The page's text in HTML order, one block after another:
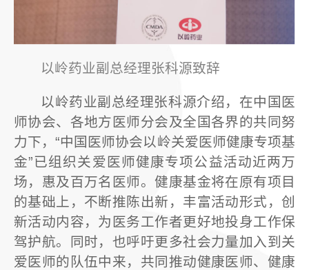
以岭药业副总经理张科源致辞
以岭药业副总经理张科源介绍，在中国医
师协会、各地方医师分会及全国各界的共同努
力下，“中国医师协会以岭关爱医师健康专项基
金”已组织关爱医师健康专项公益活动近两万
场，惠及百万名医师。健康基金将在原有项目
的基础上，不断推陈出新，丰富活动形式，创
新活动内容，为医务工作者更好地投身工作保
驾护航。同时，也呼吁更多社会力量加入到关
爱医师的队伍中来，共同推动健康医师、健康